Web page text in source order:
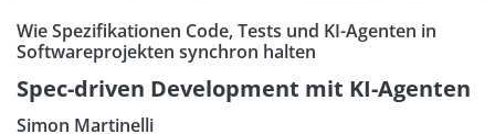
Wie Spezifikationen Code, Tests und KI-Agenten in
Softwareprojekten synchron halten
Spec-driven Development mit KI-Agenten
Simon Martinelli